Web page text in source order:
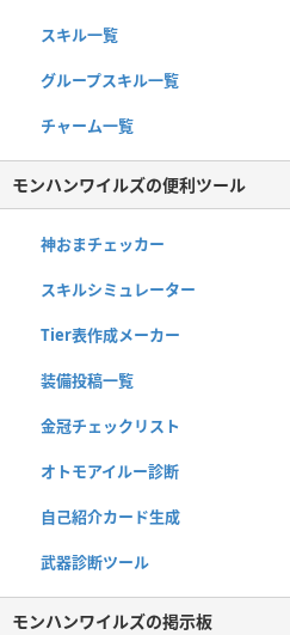
スキル一覧
グループスキル一覧
チャーム一覧
モンハンワイルズの便利ツール
神おまチェッカー
スキルシミュレーター
Tier表作成メーカー
装備投稿一覧
金冠チェックリスト
オトモアイルー診断
自己紹介カード生成
武器診断ツール
モンハンワイルズの掲示板